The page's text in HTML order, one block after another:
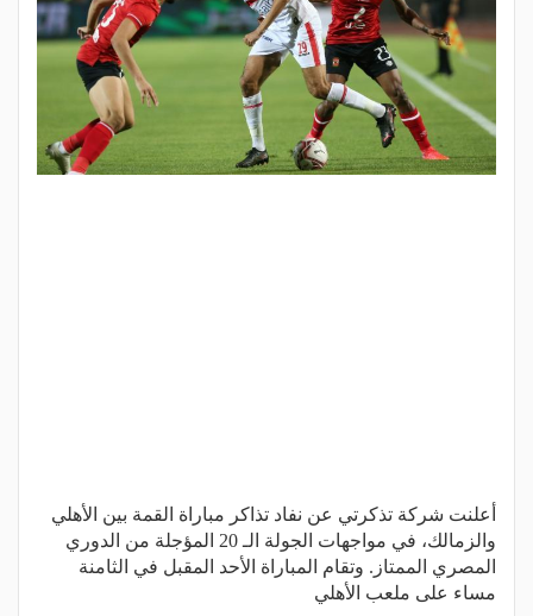
أعلنت شركة تذكرتي عن نفاد تذاكر مباراة القمة بين الأهلي
والزمالك، في مواجهات الجولة الـ 20 المؤجلة من الدوري
المصري الممتاز. وتقام المباراة الأحد المقبل في الثامنة
مساء على ملعب الأهلي